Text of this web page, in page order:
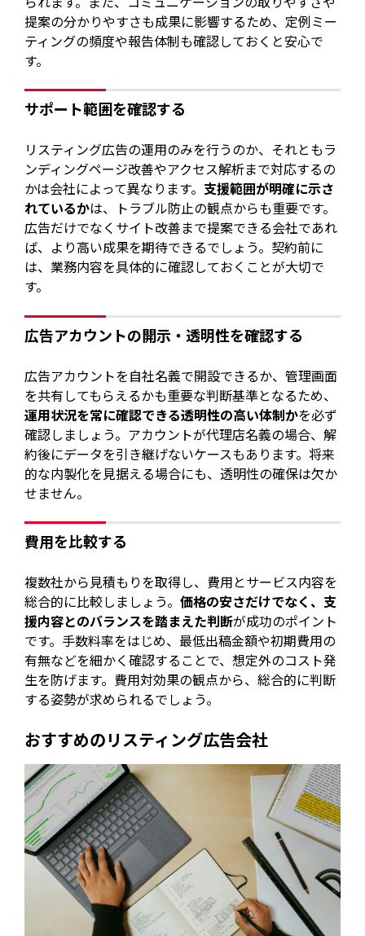
提案の分かりやすさも成果に影響するため、定例ミー
ティングの頻度や報告体制も確認しておくと安心で
す。
サポート範囲を確認する
リスティング広告の運用のみを行うのか、それともラ
ンディングページ改善やアクセス解析まで対応するの
かは会社によって異なります。支援範囲が明確に示さ
れているかは、トラブル防止の観点からも重要です。
広告だけでなくサイト改善まで提案できる会社であれ
ば、より高い成果を期待できるでしょう。契約前に
は、業務内容を具体的に確認しておくことが大切で
す。
広告アカウントの開示・透明性を確認する
広告アカウントを自社名義で開設できるか、管理画面
を共有してもらえるかも重要な判断基準となるため、
運用状況を常に確認できる透明性の高い体制かを必ず
確認しましょう。アカウントが代理店名義の場合、解
約後にデータを引き継げないケースもあります。将来
的な内製化を見据える場合にも、透明性の確保は欠か
せません。
費用を比較する
複数社から見積もりを取得し、費用とサービス内容を
総合的に比較しましょう。価格の安さだけでなく、支
援内容とのバランスを踏まえた判断が成功のポイント
です。手数料率をはじめ、最低出稿金額や初期費用の
有無などを細かく確認することで、想定外のコスト発
生を防げます。費用対効果の観点から、総合的に判断
する姿勢が求められるでしょう。
おすすめのリスティング広告会社